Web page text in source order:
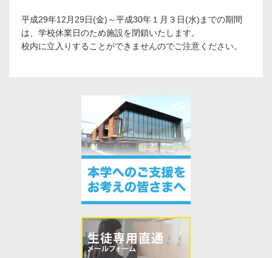
平成29年12月29日(金)～平成30年１月３日(水)までの期間
は、学校休業日のため施設を閉鎖いたします。
校内に立入りすることができませんのでご注意ください。